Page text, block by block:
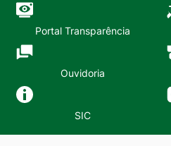
Portal Transparência
Ouvidoria
SIC